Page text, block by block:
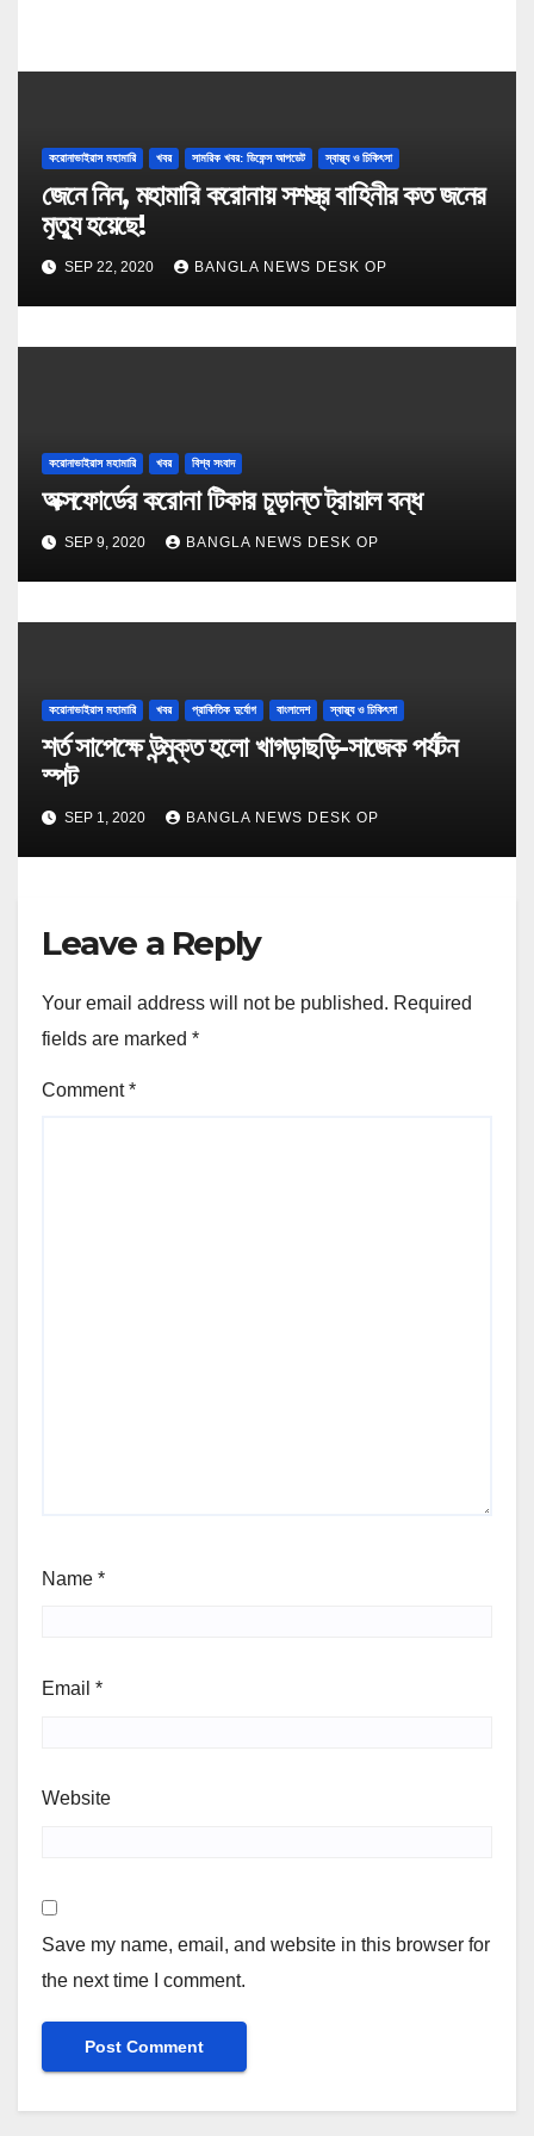
করোনাভাইরাস মহামারি খবর সামরিক খবর: ডিফেন্স আপডেট স্বাস্থ্য ও চিকিৎসা
জেনে নিন, মহামারি করোনায় সশস্ত্র বাহিনীর কত জনের
মৃত্যু হয়েছে!
SEP 22, 2020 BANGLA NEWS DESK OP
করোনাভাইরাস মহামারি খবর বিশ্ব সংবাদ
অক্সফোর্ডের করোনা টিকার চূড়ান্ত ট্রায়াল বন্ধ
SEP 9, 2020 BANGLA NEWS DESK OP
করোনাভাইরাস মহামারি খবর প্রাকিতিক দুর্যোগ বাংলাদেশ স্বাস্থ্য ও চিকিৎসা
শর্ত সাপেক্ষে উন্মুক্ত হলো খাগড়াছড়ি-সাজেক পর্যটন
স্পট
SEP 1, 2020 BANGLA NEWS DESK OP
Leave a Reply
Your email address will not be published. Required
fields are marked *
Comment*
Name *
Email *
Website
Save my name, email, and website in this browser for
the next time I comment.